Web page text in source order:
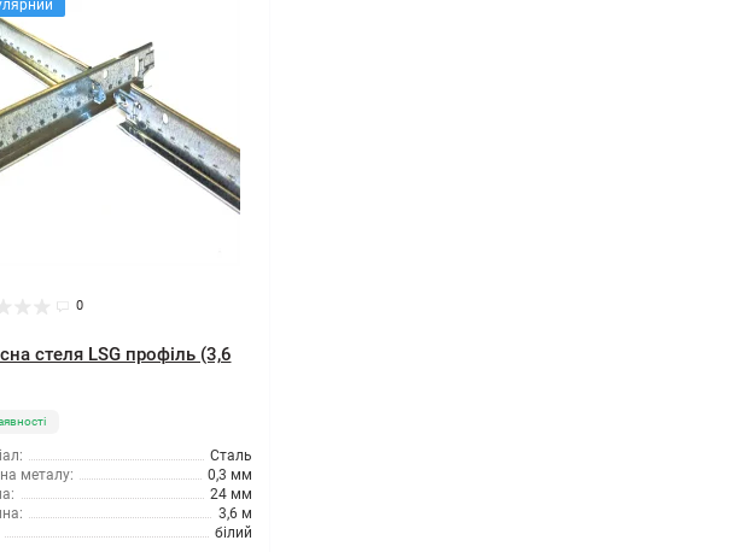
0
стеля LSG профіль (3,6
Сталь
металу:
0,3 мм
24 мм
3,6 м
білий